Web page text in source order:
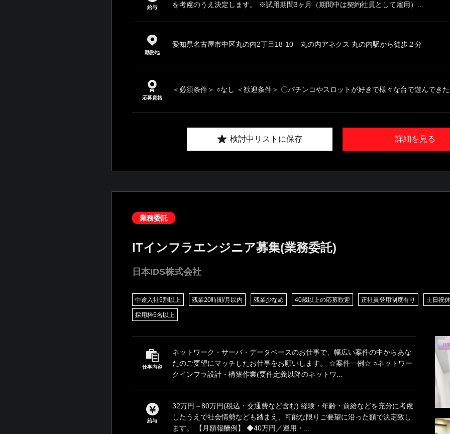
給与
を考慮のうえ決定します。 ※試用期間3ヶ月（期間中は契約社員として雇用）...
勤務地
愛知県名古屋市中区丸の内2丁目18-10 丸の内アネクス 丸の内駅から徒歩２分
応募資格
＜必須条件＞ ○なし ＜歓迎条件＞ 〇パチンコやスロットが好きで様々な台で遊んでき
詳細を見る
検討中リストに保存
業務委託
ITインフラエンジニア募集(業務委託)
日本IDS株式会社
中途入社5割以上 残業20時間/月以内 残業少なめ 40歳以上の応募歓迎 正社員登用制度有り 土日祝
採用枠5名以上
仕事内容
ネットワーク・サーバ・データベースのお仕事で、幅広い案件の中からあな
たのご要望にマッチしたお仕事をお願いします。 ☆案件一例☆ ○ネットワー
クインフラ設計・構築作業(要件定義以降のネットワ...
給与
32万円～80万円(税込・交通費など含む) 経験・年齢・前給などを充分に考慮
したうえで社会情勢なども踏まえ、可能な限りご要望に沿った額で決定致し
ます。 【月額報酬例】 ◆40万円／運用・...